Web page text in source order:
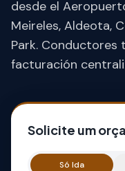
desde el
Meireles, Aldeota,
Park. Conductores
facturación
Solicite um
Só Ida